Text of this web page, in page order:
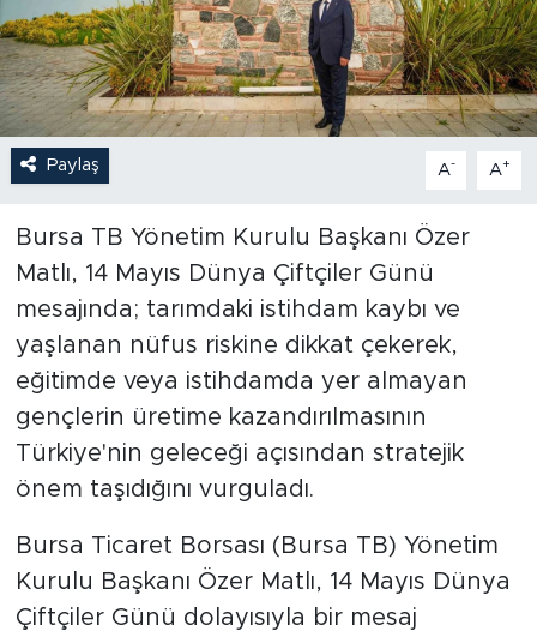
Paylaş A- A+
Bursa TB Yönetim Kurulu Başkanı Özer
Matlı, 14 Mayıs Dünya Çiftçiler Günü
mesajında; tarımdaki istihdam kaybı ve
yaşlanan nüfus riskine dikkat çekerek,
eğitimde veya istihdamda yer almayan
gençlerin üretime kazandırılmasının
Türkiye'nin geleceği açısından stratejik
önem taşıdığını vurguladı.
Bursa Ticaret Borsası (Bursa TB) Yönetim
Kurulu Başkanı Özer Matlı, 14 Mayıs Dünya
Çiftçiler Günü dolayısıyla bir mesaj